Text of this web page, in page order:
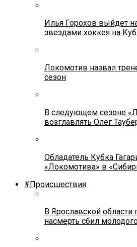
Илья Горохов выйдет
звездами хоккея на
Локомотив назвал
сезон
В следующем сезоне
возглавлять Олег
Обладатель Кубка
«Локомотива» в
#Происшествия
В Ярославской области
насмерть сбил